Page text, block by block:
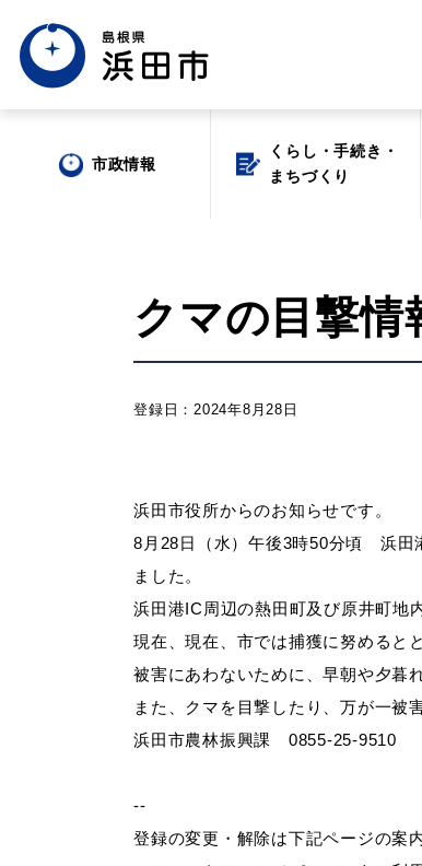
市政情報
くらし・手続き・
まちづくり
場面から探す
妊娠・出産 子
出会い・結婚 引っ越
市政情報
くらし・手続き・
まちづくり
クマの目撃情
登録日：2024年8月28日
浜田市役所からのお知らせです。
8月28日（水）午後3時50分頃 浜田
ました。
浜田港IC周辺の熱田町及び原井町地
現在、現在、市では捕獲に努めると
被害にあわないために、早朝や夕暮
また、クマを目撃したり、万が一被
浜田市農林振興課 0855-25-9510
--
登録の変更・解除は下記ページの案